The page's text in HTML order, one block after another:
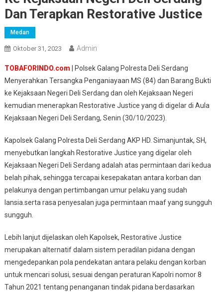
Dan Terapkan Restorative Justice
Medan
Oktober 31, 2023 Admin
TOBAFORINDO.com | Polsek Galang Polresta Deli Serdang
Menyerahkan Tersangka Penganiayaan MS (84) dan Barang Bukti
ke Kejaksaan Negeri Deli Serdang dan oleh Kejaksaan Negeri
kemudian menerapkan Restorative Justice yang di digelar di Aula
Kejaksaan Negeri Deli Serdang, Senin (30/10/2023).
Kapolsek Galang Polresta Deli Serdang AKP HD. Simanjuntak, SH,
menyebutkan langkah Restorative Justice yang digelar oleh
Kejaksaan Negeri Deli Serdang adalah atas permintaan dari kedua
belah pihak, sehingga tercapai kesepakatan antara korban dan
pelakunya dengan pertimbangan umur pelaku yang sudah
lansia.serta rasa penyesalan juga permintaan maaf yang sungguh
sungguh.
Lebih lanjut dijelaskan oleh Kapolsek, Restorative Justice
merupakan alternatif dalam sistem peradilan pidana dengan
mengedepankan pola pendekatan antara pelaku dengan korban
untuk mencari solusi, sesuai dengan peraturan Kapolri nomor 8
Tahun 2021 tentang penanganan tindak pidana berdasarkan